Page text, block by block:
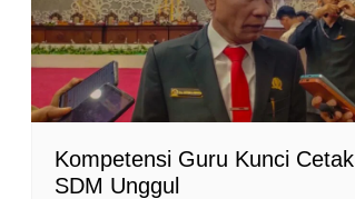
Kompetensi Guru Kunci Cetak
SDM Unggul